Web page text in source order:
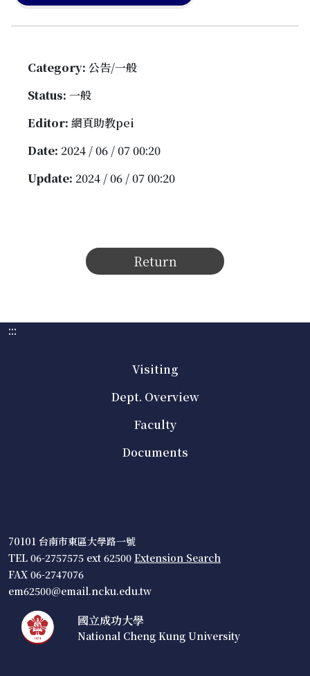
Category: 公告/一般
Status: 一般
Editor: 網頁助教pei
Date: 2024 / 06 / 07 00:20
Update: 2024 / 06 / 07 00:20
Return
:::
Visiting
Dept. Overview
Faculty
Documents
70101 台南市東區大學路一號
TEL 06-2757575 ext 62500 Extension Search
FAX 06-2747076
em62500@email.ncku.edu.tw
國立成功大學
National Cheng Kung University